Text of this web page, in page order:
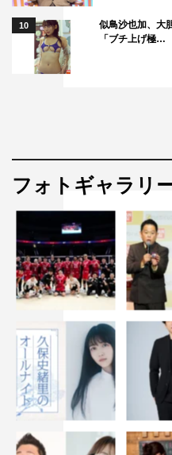
10
似鳥沙也加、大
「ブチ上げ極…
フォトギャラリ